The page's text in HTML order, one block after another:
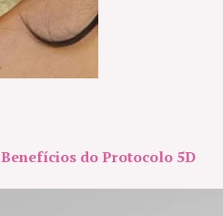
Benefícios do Protocolo 5D